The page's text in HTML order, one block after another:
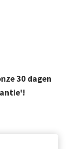
30 dagen